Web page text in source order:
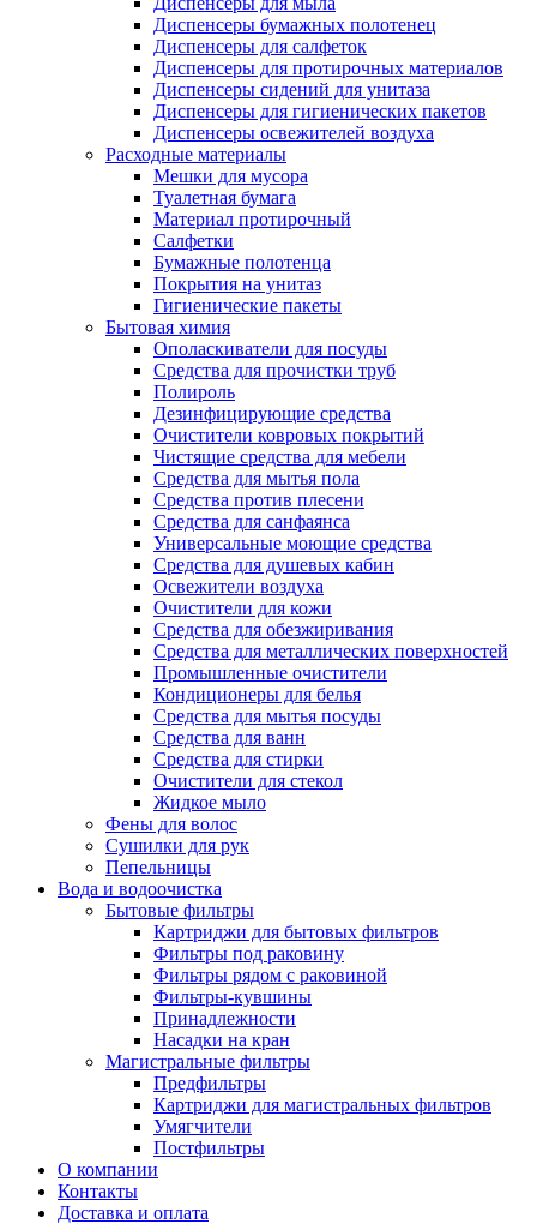
Диспенсеры бумажных полотенец
Диспенсеры для салфеток
Диспенсеры для протирочных материалов
Диспенсеры сидений для унитаза
Диспенсеры для гигиенических пакетов
Диспенсеры освежителей воздуха
Расходные материалы
Мешки для мусора
Туалетная бумага
Материал протирочный
Салфетки
Бумажные полотенца
Покрытия на унитаз
Гигиенические пакеты
Бытовая химия
Ополаскиватели для посуды
Средства для прочистки труб
Полироль
Дезинфицирующие средства
Очистители ковровых покрытий
Чистящие средства для мебели
Средства для мытья пола
Средства против плесени
Средства для санфаянса
Универсальные моющие средства
Средства для душевых кабин
Освежители воздуха
Очистители для кожи
Средства для обезжиривания
Средства для металлических поверхностей
Промышленные очистители
Кондиционеры для белья
Средства для мытья посуды
Средства для ванн
Средства для стирки
Очистители для стекол
Жидкое мыло
Фены для волос
Сушилки для рук
Пепельницы
Вода и водоочистка
Бытовые фильтры
Картриджи для бытовых фильтров
Фильтры под раковину
Фильтры рядом с раковиной
Фильтры-кувшины
Принадлежности
Насадки на кран
Магистральные фильтры
Предфильтры
Картриджи для магистральных фильтров
Умягчители
Постфильтры
О компании
Контакты
Доставка и оплата